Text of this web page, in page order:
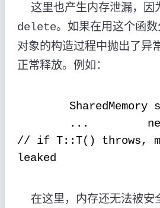
这里也产生内存泄漏，因
delete。如果在用这个函
对象的构造过程中抛出了异
正常释放。例如：
SharedMemory
...
// if T::T() throws,
leaked
在这里，内存还无法被安